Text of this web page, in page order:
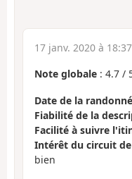
17 janv. 2020 à 18:37
Note globale : 4.7 /
Date de la
Fiabilité de la
Facilité à suivre
Intérêt du circuit
bien